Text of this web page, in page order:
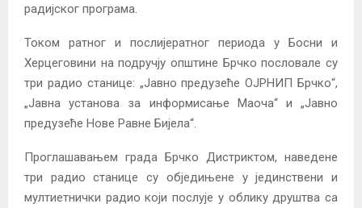
радијског програма.
Током ратног и послијератног периода у Босни и
Херцеговини на подручју општине Брчко пословале су
три радио станице: „Јавно предузеће ОЈРНИП Брчко“,
„Јавна установа за информисање Маоча“ и „Јавно
предузеће Нове Равне Бијела“.
Проглашавањем града Брчко Дистриктом, наведене
три радио станице су обједињене у јединствени и
мултиетнички радио који послује у облику друштва са